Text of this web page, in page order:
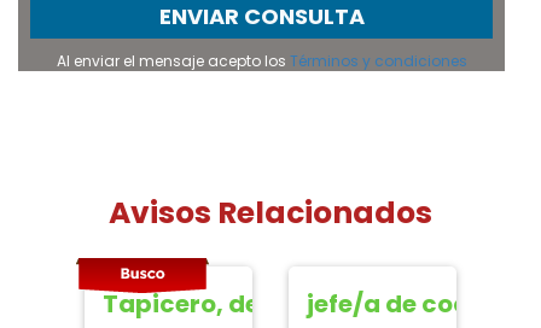
ENVIAR CONSULTA
Al enviar el mensaje acepto los Términos y condiciones
Avisos Relacionados
COMERCIAL
Tapicero, decoradorajefe/a de cocina